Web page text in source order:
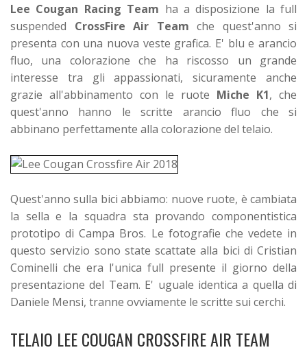
Lee Cougan Racing Team ha a disposizione la full
suspended CrossFire Air Team che quest'anno si
presenta con una nuova veste grafica. E' blu e arancio
fluo, una colorazione che ha riscosso un grande
interesse tra gli appassionati, sicuramente anche
grazie all'abbinamento con le ruote Miche K1, che
quest'anno hanno le scritte arancio fluo che si
abbinano perfettamente alla colorazione del telaio.
Quest'anno sulla bici abbiamo: nuove ruote, è cambiata
la sella e la squadra sta provando componentistica
prototipo di Campa Bros. Le fotografie che vedete in
questo servizio sono state scattate alla bici di Cristian
Cominelli che era l'unica full presente il giorno della
presentazione del Team. E' uguale identica a quella di
Daniele Mensi, tranne ovviamente le scritte sui cerchi.
TELAIO LEE COUGAN CROSSFIRE AIR TEAM